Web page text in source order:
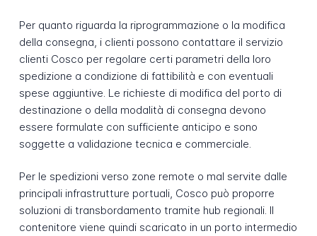
Per quanto riguarda la riprogrammazione o la modifica
della consegna, i clienti possono contattare il servizio
clienti Cosco per regolare certi parametri della loro
spedizione a condizione di fattibilità e con eventuali
spese aggiuntive. Le richieste di modifica del porto di
destinazione o della modalità di consegna devono
essere formulate con sufficiente anticipo e sono
soggette a validazione tecnica e commerciale.
Per le spedizioni verso zone remote o mal servite dalle
principali infrastrutture portuali, Cosco può proporre
soluzioni di transbordamento tramite hub regionali. Il
contenitore viene quindi scaricato in un porto intermedio